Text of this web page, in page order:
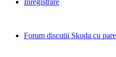
Forum discutii Skoda cu